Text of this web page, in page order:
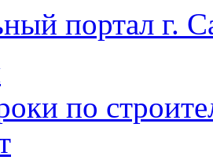
портал г.
по